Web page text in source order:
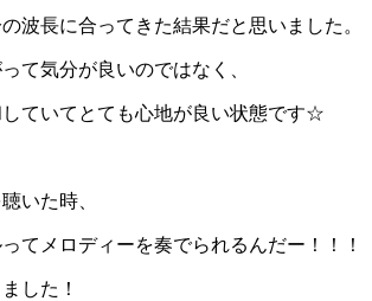
波長に合ってきた結果だと思いました。
て気分が良いのではなく、
ていてとても心地が良い状態です☆
いた時、
てメロディーを奏でられるんだー！！！
した！